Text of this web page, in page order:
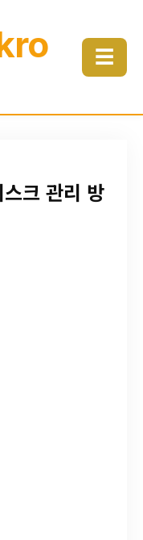
☰
크 관리 방